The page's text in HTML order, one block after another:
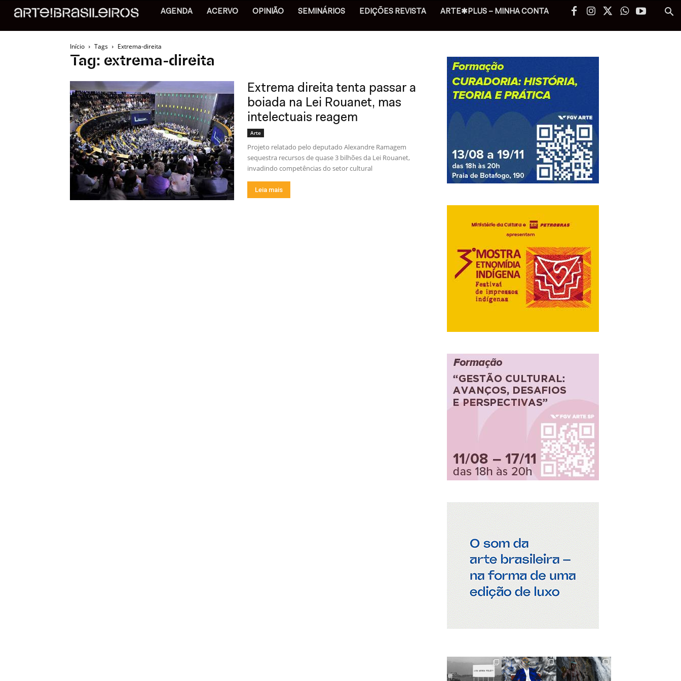
AGENDA ACERVO OPINIÃO SEMINÁRIOS EDIÇÕES REVISTA ARTE✱PLUS – MINHA CONTA
Início Tags Extrema-direita
Tag: extrema-direita
Extrema direita tenta passar a
boiada na Lei Rouanet, mas
intelectuais reagem
Arte
Projeto relatado pelo deputado Alexandre Ramagem
sequestra recursos de quase 3 bilhões da Lei Rouanet,
invadindo competências do setor cultural
Leia mais